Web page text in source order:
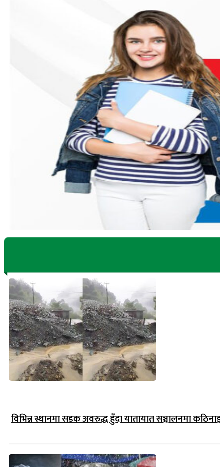
विभिन्न स्थानमा सडक अवरुद्ध हुँदा यातायात सञ्चालनमा